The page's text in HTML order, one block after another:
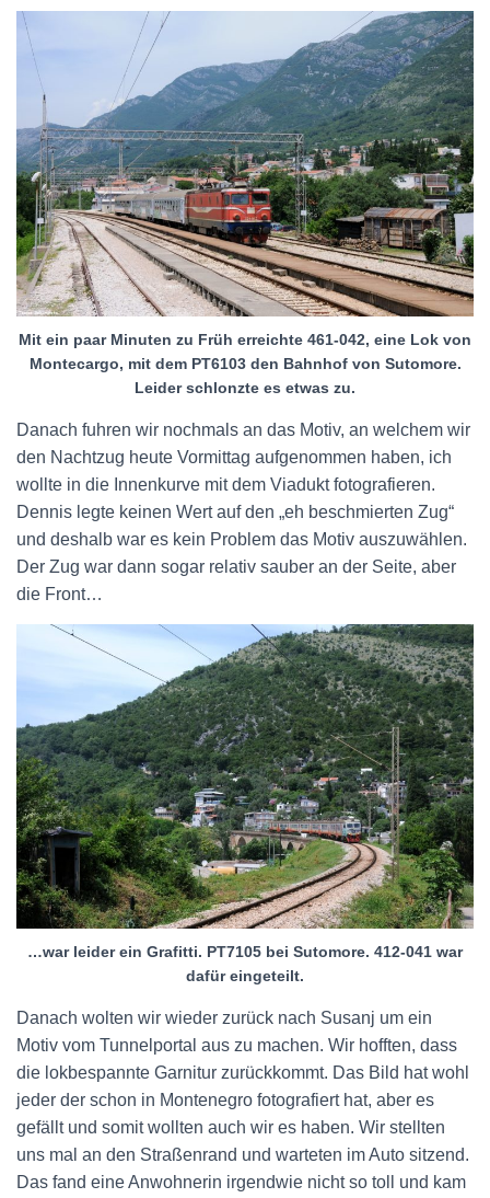
Mit ein paar Minuten zu Früh erreichte 461-042, eine Lok von
Montecargo, mit dem PT6103 den Bahnhof von Sutomore.
Leider schlonzte es etwas zu.
Danach fuhren wir nochmals an das Motiv, an welchem wir
den Nachtzug heute Vormittag aufgenommen haben, ich
wollte in die Innenkurve mit dem Viadukt fotografieren.
Dennis legte keinen Wert auf den „eh beschmierten Zug“
und deshalb war es kein Problem das Motiv auszuwählen.
Der Zug war dann sogar relativ sauber an der Seite, aber
die Front…
…war leider ein Grafitti. PT7105 bei Sutomore. 412-041 war
dafür eingeteilt.
Danach wolten wir wieder zurück nach Susanj um ein
Motiv vom Tunnelportal aus zu machen. Wir hofften, dass
die lokbespannte Garnitur zurückkommt. Das Bild hat wohl
jeder der schon in Montenegro fotografiert hat, aber es
gefällt und somit wollten auch wir es haben. Wir stellten
uns mal an den Straßenrand und warteten im Auto sitzend.
Das fand eine Anwohnerin irgendwie nicht so toll und kam